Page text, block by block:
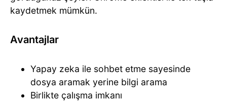
kaydetmek mümkün.
Avantajlar
Yapay zeka ile sohbet etme sayesinde
dosya aramak yerine bilgi arama
Birlikte çalışma imkanı